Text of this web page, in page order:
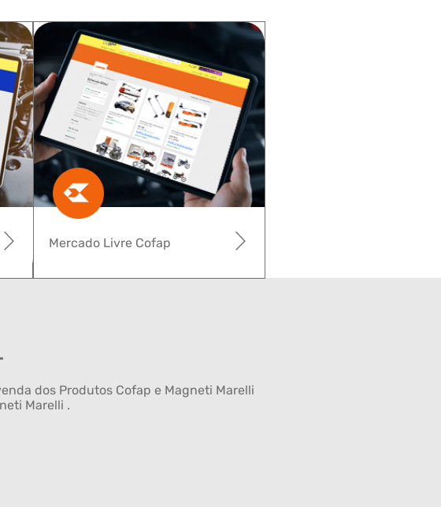
Mercado Livre Cofap
dos Produtos Cofap e Magneti Marelli
Marelli .